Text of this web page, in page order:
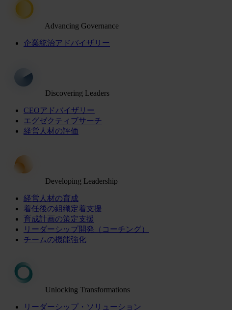
Advancing Governance
企業統治アドバイザリー
Discovering Leaders
CEOアドバイザリー
エグゼクティブサーチ
経営人材の評価
Developing Leadership
経営人材の育成
着任後の組織定着支援
育成計画の策定支援
リーダーシップ開発（コーチング）
チームの機能強化
Unlocking Transformations
リーダーシップ・ソリューション